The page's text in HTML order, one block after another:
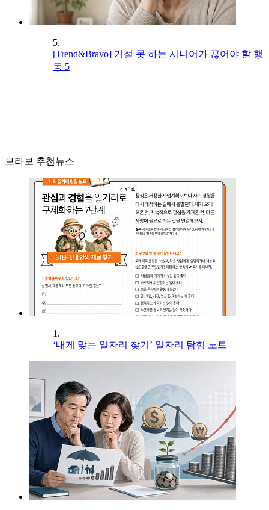
5.
[Trend&Bravo] 거절 못 하는 시니어가 끊어야 할 행
동 5
브라보 추천뉴스
1.
‘내게 맞는 일자리 찾기’ 일자리 탐험 노트